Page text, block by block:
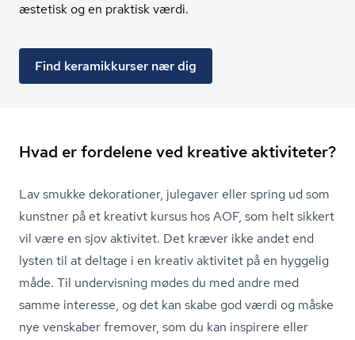
æstetisk og en praktisk værdi.
Find keramikkurser nær dig
Hvad er fordelene ved kreative aktiviteter?
Lav smukke dekorationer, julegaver eller spring ud som
kunstner på et kreativt kursus hos AOF, som helt sikkert
vil være en sjov aktivitet. Det kræver ikke andet end
lysten til at deltage i en kreativ aktivitet på en hyggelig
måde. Til undervisning mødes du med andre med
samme interesse, og det kan skabe god værdi og måske
nye venskaber fremover, som du kan inspirere eller